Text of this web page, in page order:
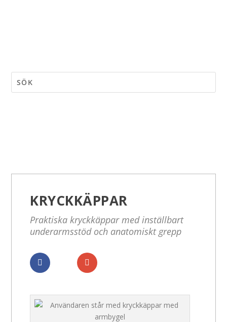
KRYCKKÄPPAR
Praktiska kryckkäppar med inställbart
underarmsstöd och anatomiskt grepp